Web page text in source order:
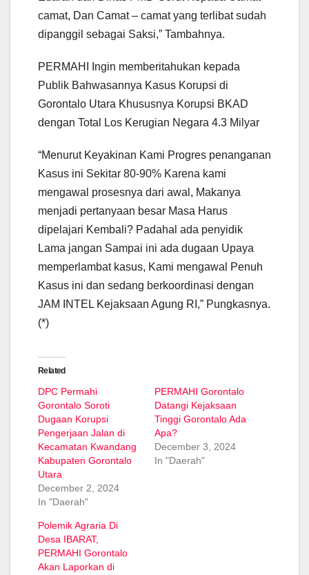
camat, Dan Camat – camat yang terlibat sudah
dipanggil sebagai Saksi,” Tambahnya.
PERMAHI Ingin memberitahukan kepada
Publik Bahwasannya Kasus Korupsi di
Gorontalo Utara Khususnya Korupsi BKAD
dengan Total Los Kerugian Negara 4.3 Milyar
“Menurut Keyakinan Kami Progres penanganan
Kasus ini Sekitar 80-90% Karena kami
mengawal prosesnya dari awal, Makanya
menjadi pertanyaan besar Masa Harus
dipelajari Kembali? Padahal ada penyidik
Lama jangan Sampai ini ada dugaan Upaya
memperlambat kasus, Kami mengawal Penuh
Kasus ini dan sedang berkoordinasi dengan
JAM INTEL Kejaksaan Agung RI,” Pungkasnya.
(*)
Related
DPC Permahi
Gorontalo Soroti
Dugaan Korupsi
Pengerjaan Jalan di
Kecamatan Kwandang
Kabupaten Gorontalo
Utara
December 2, 2024
In "Daerah"
PERMAHI Gorontalo
Datangi Kejaksaan
Tinggi Gorontalo Ada
Apa?
December 3, 2024
In "Daerah"
Polemik Agraria Di
Desa IBARAT,
PERMAHI Gorontalo
Akan Laporkan di